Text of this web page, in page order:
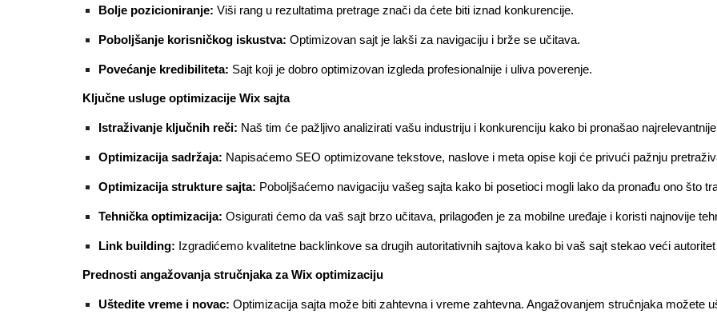
Bolje pozicioniranje: Viši rang u rezultatima pretrage znači da ćete biti iznad konkurencije.
Poboljšanje korisničkog iskustva: Optimizovan sajt je lakši za navigaciju i brže se učitava.
Povećanje kredibiliteta: Sajt koji je dobro optimizovan izgleda profesionalnije i uliva poverenje.
Ključne usluge optimizacije Wix sajta
Istraživanje ključnih reči: Naš tim će pažljivo analizirati vašu industriju i konkurenciju kako bi pronašao
Optimizacija sadržaja: Napisaćemo SEO optimizovane tekstove, naslove i meta opise koji će privući pažnju
Optimizacija strukture sajta: Poboljšaćemo navigaciju vašeg sajta kako bi posetioci mogli lako da pronađu ono što
Tehnička optimizacija: Osigurati ćemo da vaš sajt brzo učitava, prilagođen je za mobilne uređaje i koristi najnovije
Link building: Izgradićemo kvalitetne backlinkove sa drugih autoritativnih sajtova kako bi vaš sajt stekao veći
Prednosti angažovanja stručnjaka za Wix optimizaciju
Uštedite vreme i novac: Optimizacija sajta može biti zahtevna i vreme zahtevna. Angažovanjem stručnjaka možete